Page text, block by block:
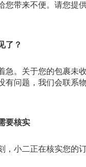
您带来不便。请您提
了？
急。关于您的包裹未
有问题，我们会联系
要核实
，小二正在核实您的